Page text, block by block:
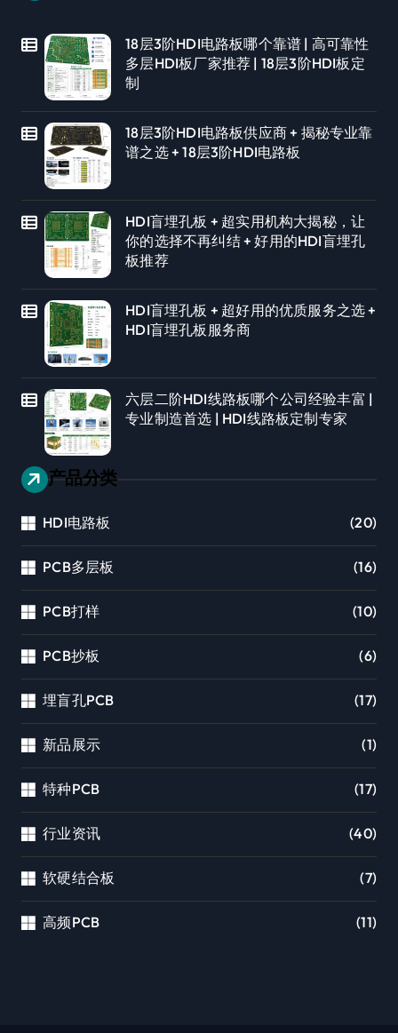
18层3阶HDI电路板哪个靠谱 | 高可靠性
多层HDI板厂家推荐 | 18层3阶HDI板定
制
18层3阶HDI电路板供应商 + 揭秘专业靠
谱之选 + 18层3阶HDI电路板
HDI盲埋孔板 + 超实用机构大揭秘，让
你的选择不再纠结 + 好用的HDI盲埋孔
板推荐
HDI盲埋孔板 + 超好用的优质服务之选 +
HDI盲埋孔板服务商
六层二阶HDI线路板哪个公司经验丰富 |
专业制造首选 | HDI线路板定制专家
产品分类
HDI电路板 (20)
PCB多层板 (16)
PCB打样 (10)
PCB抄板 (6)
埋盲孔PCB (17)
新品展示 (1)
特种PCB (17)
行业资讯 (40)
软硬结合板 (7)
高频PCB (11)